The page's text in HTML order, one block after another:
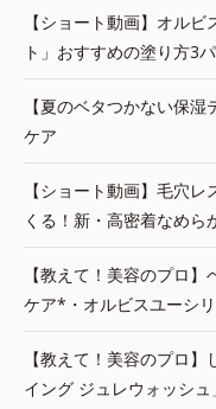
【ショート動画】オル
ト」おすすめの塗り方3
【夏のベタつかない保
ケア
【ショート動画】毛穴
くる！新・高密着なめ
【教えて！美容のプロ
ケア*・オルビスユーシ
【教えて！美容のプロ
イング ジュレウォッシ